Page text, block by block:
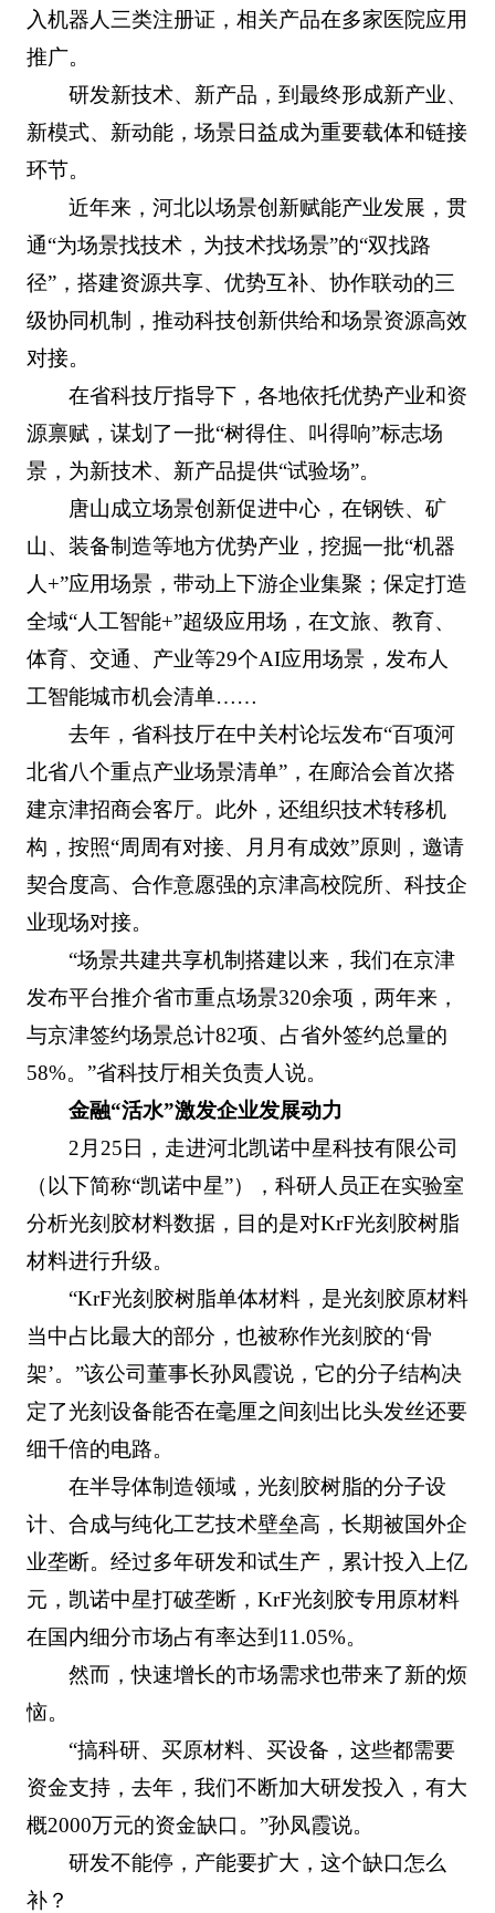
入机器人三类注册证，相关产品在多家医院应用
推广。
研发新技术、新产品，到最终形成新产业、
新模式、新动能，场景日益成为重要载体和链接
环节。
近年来，河北以场景创新赋能产业发展，贯
通“为场景找技术，为技术找场景”的“双找路
径”，搭建资源共享、优势互补、协作联动的三
级协同机制，推动科技创新供给和场景资源高效
对接。
在省科技厅指导下，各地依托优势产业和资
源禀赋，谋划了一批“树得住、叫得响”标志场
景，为新技术、新产品提供“试验场”。
唐山成立场景创新促进中心，在钢铁、矿
山、装备制造等地方优势产业，挖掘一批“机器
人+”应用场景，带动上下游企业集聚；保定打造
全域“人工智能+”超级应用场，在文旅、教育、
体育、交通、产业等29个AI应用场景，发布人
工智能城市机会清单……
去年，省科技厅在中关村论坛发布“百项河
北省八个重点产业场景清单”，在廊洽会首次搭
建京津招商会客厅。此外，还组织技术转移机
构，按照“周周有对接、月月有成效”原则，邀请
契合度高、合作意愿强的京津高校院所、科技企
业现场对接。
“场景共建共享机制搭建以来，我们在京津
发布平台推介省市重点场景320余项，两年来，
与京津签约场景总计82项、占省外签约总量的
58%。”省科技厅相关负责人说。
金融“活水”激发企业发展动力
2月25日，走进河北凯诺中星科技有限公司
（以下简称“凯诺中星”），科研人员正在实验室
分析光刻胶材料数据，目的是对KrF光刻胶树脂
材料进行升级。
“KrF光刻胶树脂单体材料，是光刻胶原材料
当中占比最大的部分，也被称作光刻胶的‘骨
架’。”该公司董事长孙凤霞说，它的分子结构决
定了光刻设备能否在毫厘之间刻出比头发丝还要
细千倍的电路。
在半导体制造领域，光刻胶树脂的分子设
计、合成与纯化工艺技术壁垒高，长期被国外企
业垄断。经过多年研发和试生产，累计投入上亿
元，凯诺中星打破垄断，KrF光刻胶专用原材料
在国内细分市场占有率达到11.05%。
然而，快速增长的市场需求也带来了新的烦
恼。
“搞科研、买原材料、买设备，这些都需要
资金支持，去年，我们不断加大研发投入，有大
概2000万元的资金缺口。”孙凤霞说。
研发不能停，产能要扩大，这个缺口怎么
补？